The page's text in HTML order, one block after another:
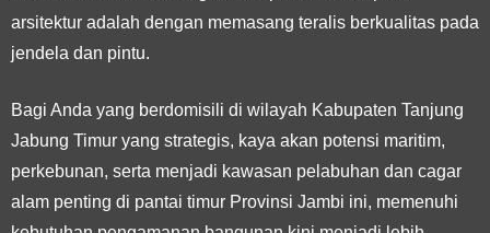
arsitektur adalah dengan memasang teralis berkualitas pada
jendela dan pintu.
Bagi Anda yang berdomisili di wilayah Kabupaten Tanjung
Jabung Timur yang strategis, kaya akan potensi maritim,
perkebunan, serta menjadi kawasan pelabuhan dan cagar
alam penting di pantai timur Provinsi Jambi ini, memenuhi